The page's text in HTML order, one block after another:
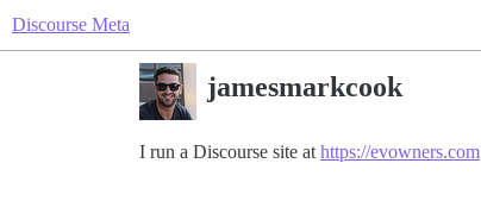
Discourse Meta
jamesmarkcook
I run a Discourse site at https://evowners.com